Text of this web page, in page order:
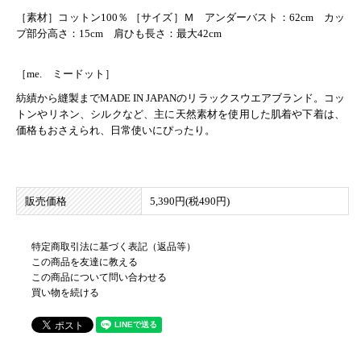
［素材］コットン100％ ［サイズ］Ｍ アンダーバスト：62cm カッ
プ部分高さ：15cm 肩ひも長さ：最大42cm
［me. ミードット］
紡績から縫製までMADE IN JAPANのリラックスウエアブランド。コッ
トンやリネン、シルクなど、主に天然素材を使用した肌着や下着は、
価格もおさえられ、日常使いにぴったり。
販売価格 5,390円(税490円)
特定商取引法に基づく表記（返品等）
この商品を友達に教える
この商品について問い合わせる
買い物を続ける